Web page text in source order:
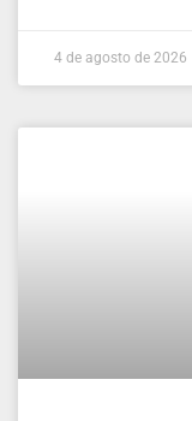
4 de agosto de 2026